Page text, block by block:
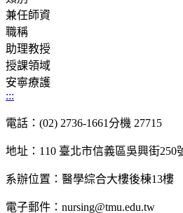
兼任師資
職稱
助理教授
授課領域
安寧療護
:::
電話：(02) 2736-1661分機 27715
地址：110 臺北市信義區吳興街250
系辦位置：醫學綜合大樓後棟13樓
電子郵件：nursing@tmu.edu.tw